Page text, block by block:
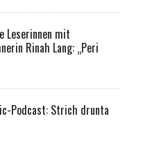
Leserinnen mit
Rinah Lang: „Peri
Podcast: Strich drunta